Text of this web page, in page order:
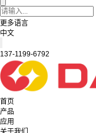
更多语言
中文
137-1199-6792
首页
产品
应用